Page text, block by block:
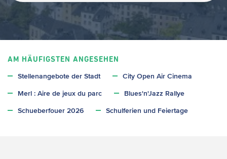
AM HÄUFIGSTEN ANGESEHEN
Stellenangebote der Stadt City Open Air Cinema
Merl : Aire de jeux du parc Blues'n'Jazz Rallye
Schueberfouer 2026 Schulferien und Feiertage